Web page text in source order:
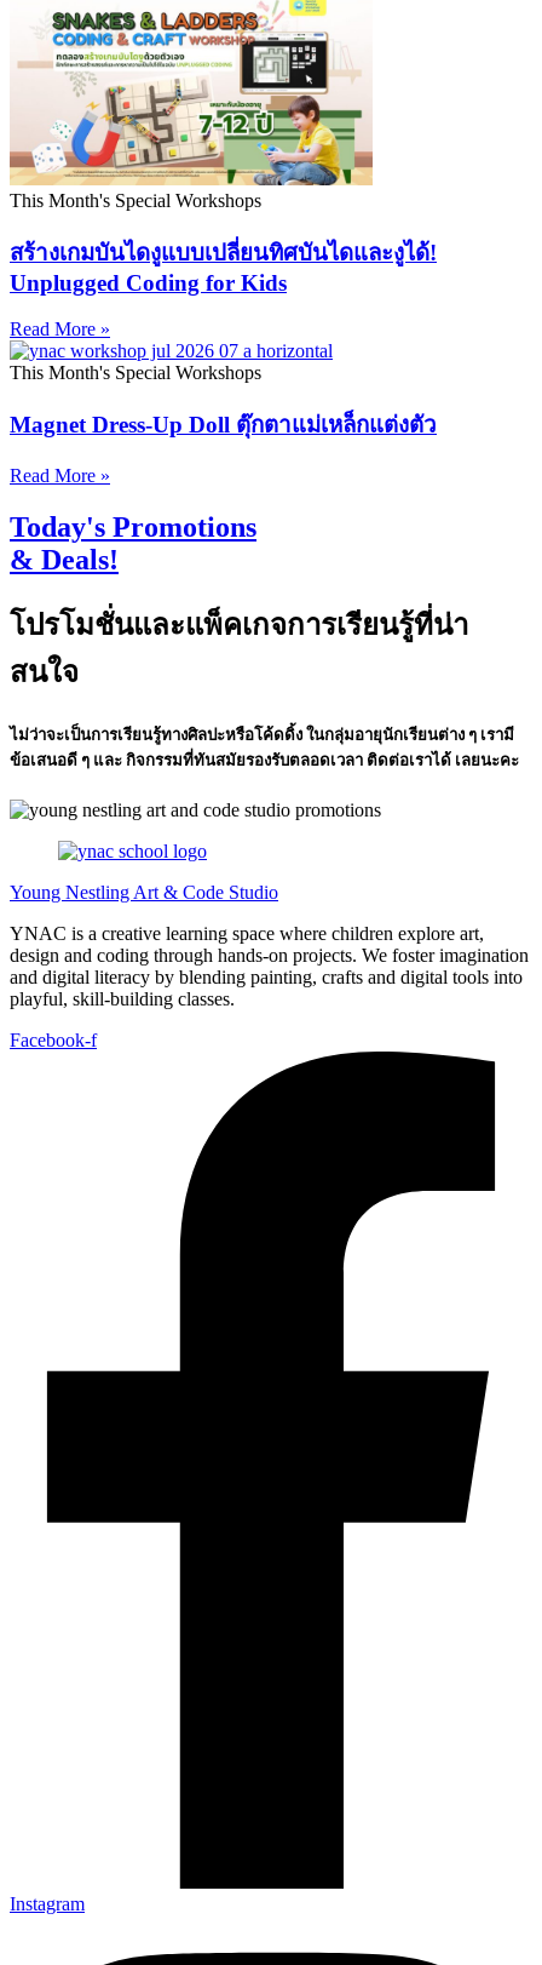
This Month's Special Workshops
สร้างเกมบันไดงูแบบเปลี่ยนทิศบันไดและงูได้!
Unplugged Coding for Kids
Read More »
This Month's Special Workshops
Magnet Dress-Up Doll ตุ๊กตาแม่เหล็กแต่งตัว
Read More »
Today's Promotions
& Deals!
โปรโมชั่นและแพ็คเกจการเรียนรู้ที่น่า
สนใจ
ไม่ว่าจะเป็นการเรียนรู้ทางศิลปะหรือโค้ดดิ้ง ในกลุ่มอายุนักเรียนต่าง ๆ เรามี
ข้อเสนอดี ๆ และ กิจกรรมที่ทันสมัยรองรับตลอดเวลา ติดต่อเราได้ เลยนะคะ
Young Nestling Art & Code Studio
YNAC is a creative learning space where children explore art,
design and coding through hands‑on projects. We foster imagination
and digital literacy by blending painting, crafts and digital tools into
playful, skill‑building classes.
Facebook-f
Instagram